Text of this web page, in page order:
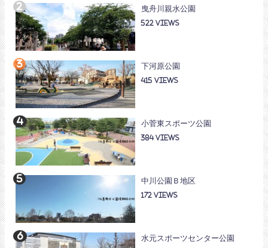
曳舟川親水公園
522
下河原公園
415
小菅東スポーツ公園
384
中川公園Ｂ地区
172
水元スポーツセンター公園